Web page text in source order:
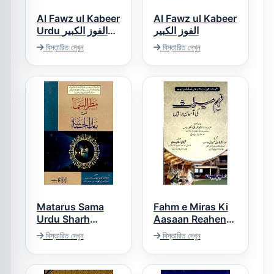
Al Fawz ul Kabeer
Urdu الفوز الکبیر
اردو
বিস্তারিত দেখুন
Al Fawz ul Kabeer
الفوز الکبیر
বিস্তারিত দেখুন
Matarus Sama
Urdu Sharh
Diwan ul Hamasa
مطر السماء اردو
شرح دیوان الحماسہ
বিস্তারিত দেখুন
Fahm e Miras Ki
Aasaan Reahen
فہم میراث کی
آسان راہیں
বিস্তারিত দেখুন